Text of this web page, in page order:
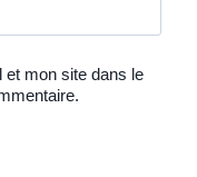
et mon site dans le